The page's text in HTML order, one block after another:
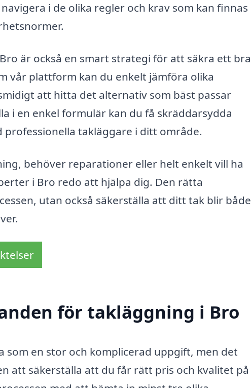
i de olika regler och krav som kan finnas
är också en smart strategi för att säkra ett bra
vår plattform kan du enkelt jämföra olika
att hitta det alternativ som bäst passar
i en enkel formulär kan du få skräddarsydda
takläggare i ditt område.
behöver reparationer eller helt enkelt vill ha
i Bro redo att hjälpa dig. Den rätta
utan också säkerställa att ditt tak blir både
för takläggning i Bro
en stor och komplicerad uppgift, men det
att säkerställa att du får rätt pris och kvalitet på